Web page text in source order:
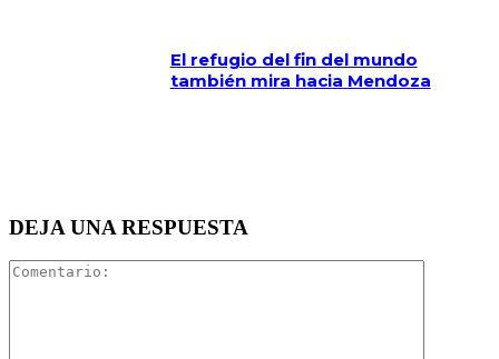
El refugio del fin del mundo
también mira hacia Mendoza
DEJA UNA RESPUESTA